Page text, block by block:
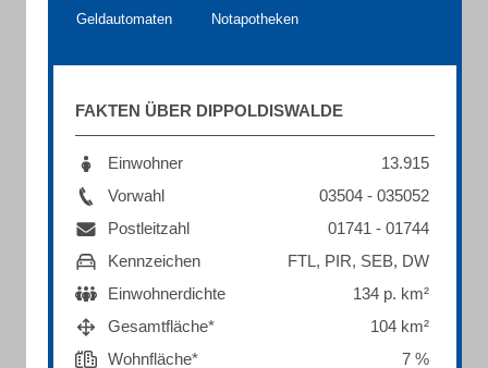
Geldautomaten Notapotheken
FAKTEN ÜBER DIPPOLDISWALDE
Einwohner
13.915
Vorwahl
03504 - 035052
Postleitzahl
01741 - 01744
Kennzeichen
FTL, PIR, SEB, DW
Einwohnerdichte
134 p. km²
Gesamtfläche*
104 km²
Wohnfläche*
7 %